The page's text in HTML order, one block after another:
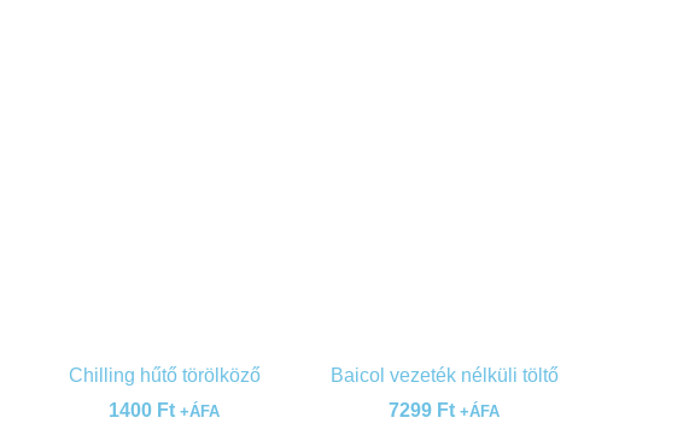
Chilling hűtő törölköző
1400 Ft +ÁFA
Baicol vezeték nélküli töltő
7299 Ft +ÁFA